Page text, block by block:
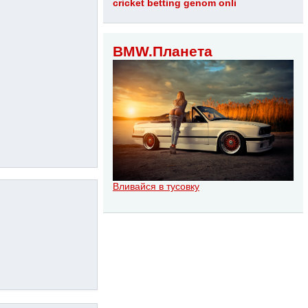
cricket betting genom onli
BMW.Планета
Вливайся в тусовку